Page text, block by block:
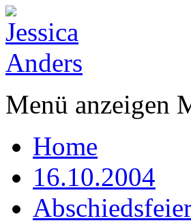
Menü anzeigen
Home
16.10.2004